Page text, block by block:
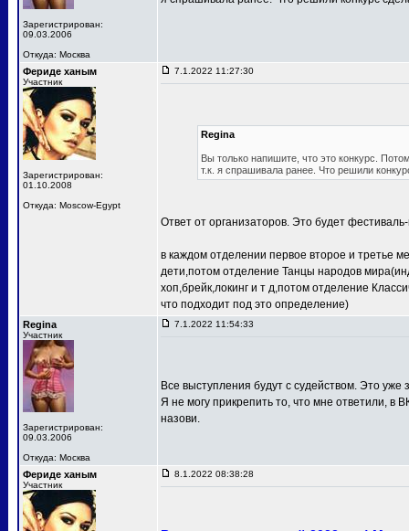
Зарегистрирован:
09.03.2006
Откуда: Москва
Фериде ханым
Участник
Зарегистрирован:
01.10.2008
Откуда: Moscow-Egypt
7.1.2022 11:27:30
Regina
Вы только напишите, что это конкурс.
т.к. я спрашивала ранее. Что решили
Ответ от организаторов. Это будет фестиваль-
в каждом отделении первое второе и третье
дети,потом отделение Танцы народов
хоп,брейк,локинг и т д,потом отделение
что подходит под это определение)
Regina
Участник
Зарегистрирован:
09.03.2006
Откуда: Москва
7.1.2022 11:54:33
Все выступления будут с судейством. Это уже
Я не могу прикрепить то, что мне ответили, в
назови.
Фериде ханым
Участник
8.1.2022 08:38:28